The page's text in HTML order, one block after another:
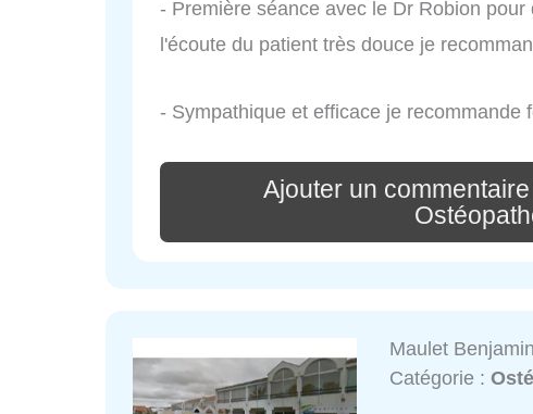
- Première séance avec le Dr Robion
l'écoute du patient très douce je
- Sympathique et efficace je recommande
Ajouter un
Maulet
Catégorie :